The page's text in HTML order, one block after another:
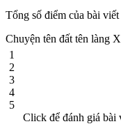
Tổng số điểm của bài
Chuyện tên đất tên làng
1
2
3
4
5
Click để đánh giá bài